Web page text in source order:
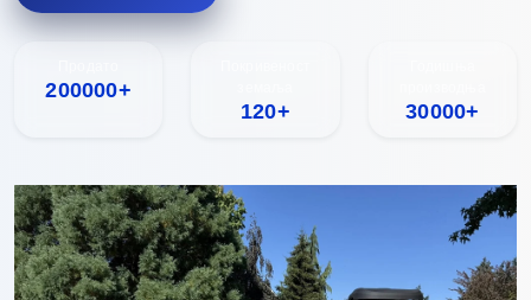
200000+
120+ 30000+